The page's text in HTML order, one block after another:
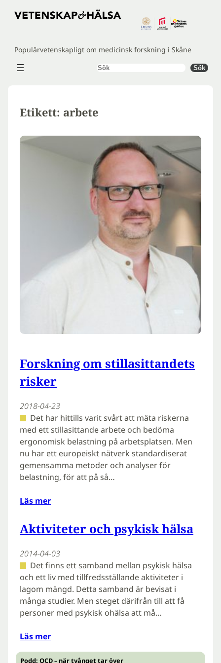
Hoppa
Populärvetenskapligt om medicinsk forskning i Skåne
Sök Sök
Etikett: arbete
Forskning om stillasittandets
risker
2018-04-23
Det har hittills varit svårt att mäta riskerna
med ett stillasittande arbete och bedöma
ergonomisk belastning på arbetsplatsen. Men
nu har ett europeiskt nätverk standardiserat
gemensamma metoder och analyser för
belastning, för att på så…
Läs mer
Aktiviteter och psykisk hälsa
2014-04-03
Det finns ett samband mellan psykisk hälsa
och ett liv med tillfredsställande aktiviteter i
lagom mängd. Detta samband är bevisat i
många studier. Men steget därifrån till att få
personer med psykisk ohälsa att må…
Läs mer
Podd: OCD – när tvånget tar över